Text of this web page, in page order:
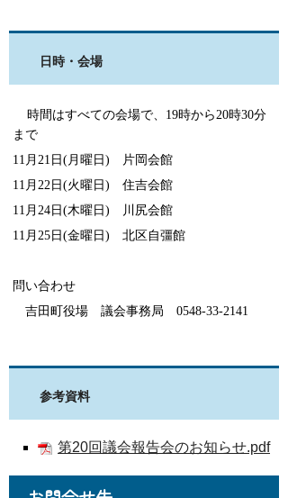
日時・会場
時間はすべての会場で、 19時から20時30分
まで
11月 21 日 (月 曜日 ) 片岡 会館
11月 22 日 (火曜日 )
住吉会館
11月 24 日 (木曜日 ) 川尻会館
11月 25 日 (金曜日 ) 北区自彊館
問い合わせ
吉田町役場 議会事務局 0548‐33‐2141
参考資料
第20回議会報告会のお知らせ.pdf